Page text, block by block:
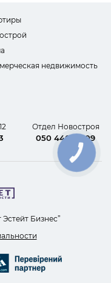
недвижимость
Отдел Новостроя
050 440 62 09
Бизнес”
КНОПКА
СВЯЗИ